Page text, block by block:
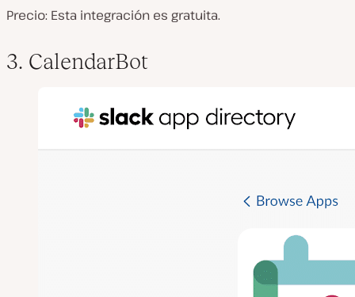
Precio: Esta integración es gratuita.
3. CalendarBot